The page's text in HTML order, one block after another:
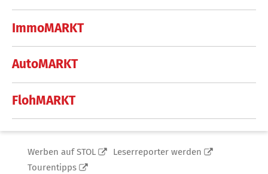
ImmoMARKT
AutoMARKT
FlohMARKT
Werben auf STOL
Leserreporter werden
Tourentipps